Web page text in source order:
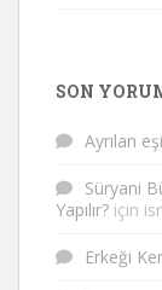
SON
Ayrılan
Süryani
Yapılır? için
Erkeği